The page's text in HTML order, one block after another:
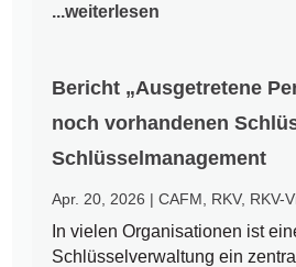
...weiterlesen
Bericht „Ausgetretene
noch vorhandenen
Schlüsselmanagement
Apr. 20, 2026 |CAFM RKV, RKV-
In vielen Organisationen ist
Schlüsselverwaltung ein